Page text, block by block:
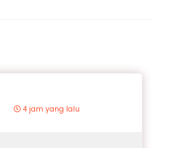
4 jam yang lalu